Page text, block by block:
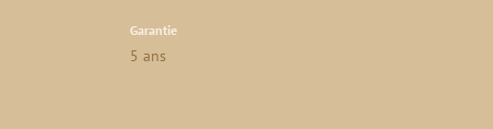
Garantie
5 ans